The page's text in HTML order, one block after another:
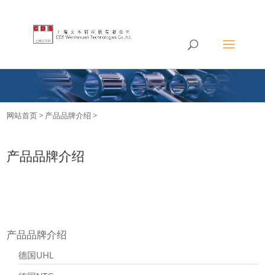
网站首页> 产品品牌介绍 >
产品品牌介绍
产品品牌介绍
德国UHL